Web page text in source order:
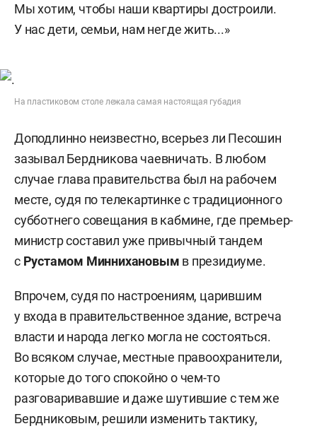
Мы хотим, чтобы наши квартиры достроили.
У нас дети, семьи, нам негде жить...»
На пластиковом столе лежала самая настоящая губадия
Доподлинно неизвестно, всерьез ли Песошин
зазывал Бердникова чаевничать. В любом
случае глава правительства был на рабочем
месте, судя по телекартинке с традиционного
субботнего совещания в кабмине, где премьер-
министр составил уже привычный тандем
с Рустамом Миннихановым в президиуме.
Впрочем, судя по настроениям, царившим
у входа в правительственное здание, встреча
власти и народа легко могла не состояться.
Во всяком случае, местные правоохранители,
которые до того спокойно о чем-то
разговаривавшие и даже шутившие с тем же
Бердниковым, решили изменить тактику,